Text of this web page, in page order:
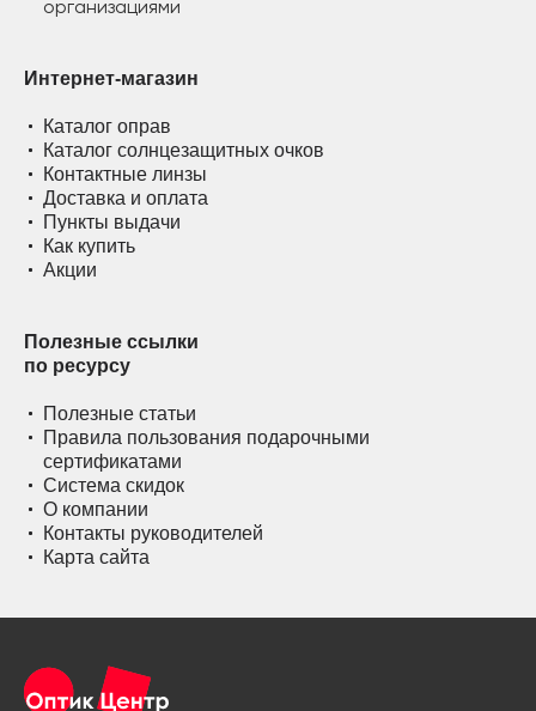
Интернет-магазин
Каталог оправ
Каталог солнцезащитных очков
Контактные линзы
Доставка и оплата
Пункты выдачи
Как купить
Акции
Полезные ссылки
по ресурсу
Полезные статьи
Правила пользования подарочными
сертификатами
Система скидок
О компании
Контакты руководителей
Карта сайта